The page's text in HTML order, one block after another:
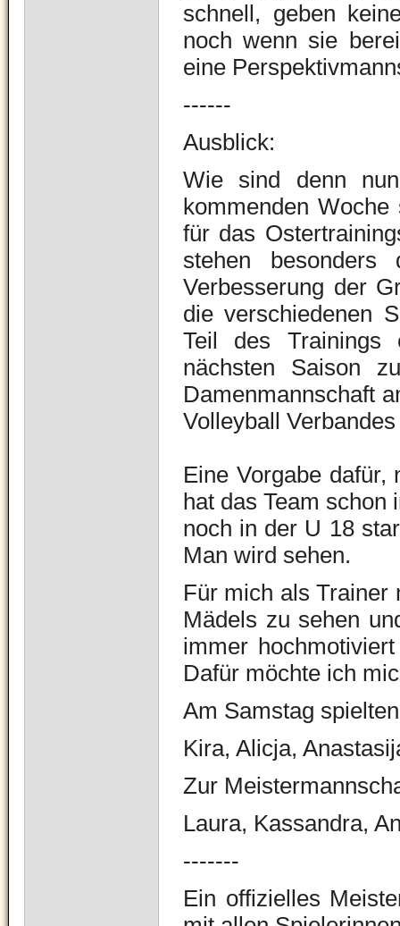
schnell, geben
noch wenn sie
eine
------
Ausblick:
Wie sind denn
kommenden
für das
stehen besonders
Verbesserung der
die verschiedenen
Teil des Trainings
nächsten Saison
Damenmannschaft
Volleyball
Eine Vorgabe dafür,
hat das Team
noch in der U 18
Man wird sehen.
Für mich als Trainer
Mädels zu sehen
immer
Dafür möchte ich
Am Samstag
Kira, Alicja,
Zur
Laura, Kassandra,
-------
Ein offizielles